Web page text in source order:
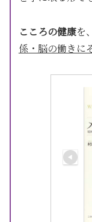
こころの健康を、
係・脳の働きに